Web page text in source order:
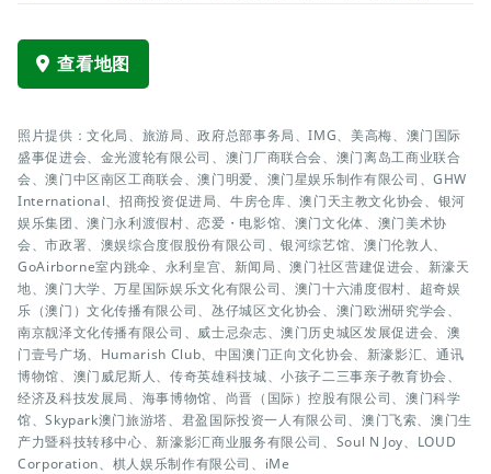
查看地图
照片提供：文化局、旅游局、政府总部事务局、IMG、美高梅、澳门国际
盛事促进会、金光渡轮有限公司、澳门厂商联合会、澳门离岛工商业联合
会、澳门中区南区工商联会、澳门明爱、澳门星娱乐制作有限公司、GHW
International、招商投资促进局、牛房仓库、澳门天主教文化协会、银河
娱乐集团、澳门永利渡假村、恋爱・电影馆、澳门文化体、澳门美术协
会、市政署、澳娱综合度假股份有限公司、银河综艺馆、澳门伦敦人、
GoAirborne室内跳伞、永利皇宫、新闻局、澳门社区营建促进会、新濠天
地、澳门大学、万星国际娱乐文化有限公司、澳门十六浦度假村、超奇娱
乐（澳门）文化传播有限公司、氹仔城区文化协会、澳门欧洲研究学会、
南京靓泽文化传播有限公司、威士忌杂志、澳门历史城区发展促进会、澳
门壹号广场、Humarish Club、中国澳门正向文化协会、新濠影汇、通讯
博物馆、澳门威尼斯人、传奇英雄科技城、小孩子二三事亲子教育协会、
经济及科技发展局、海事博物馆、尚晋（国际）控股有限公司、澳门科学
馆、Skypark澳门旅游塔、君盈国际投资一人有限公司、澳门飞索、澳门生
产力暨科技转移中心、新濠影汇商业服务有限公司、Soul N Joy、LOUD
Corporation、棋人娱乐制作有限公司、iMe